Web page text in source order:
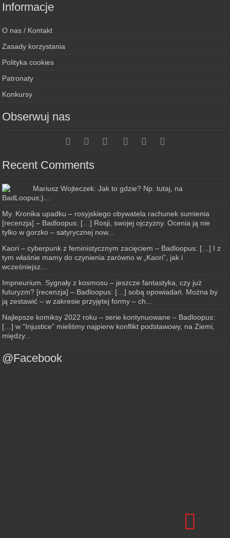
Informacje
O nas / Kontakt
Zasady korzystania
Polityka cookies
Patronaty
Konkursy
Obserwuj nas
Recent Comments
Mariusz Wojteczek: Jak to gdzie? Np. tutaj, na
BadLoopus;)...
My. Kronika upadku – rosyjskiego obywatela rachunek sumienia
[recenzja] – Badloopus: […] Rosji, swojej ojczyzny. Ocenia ją nie
tylko w gorzko – satyrycznej now...
Kaori – cyberpunk z feministycznym zacięciem – Badloopus: […] I z
tym właśnie mamy do czynienia zarówno w „Kaori”, jak i
wcześniejsz...
Impneurium. Sygnały z kosmosu – jeszcze fantastyka, czy już
futuryzm? [recenzja] – Badloopus: […] sobą opowiadań. Można by
ją zestawić – w zakresie przyjętej formy – ch...
Najlepsze komiksy 2022 roku – serie kontynuowane – Badloopus:
[…] w “Injustice” mieliśmy najpierw konflikt podstawowy, na Ziemi,
między...
@Facebook